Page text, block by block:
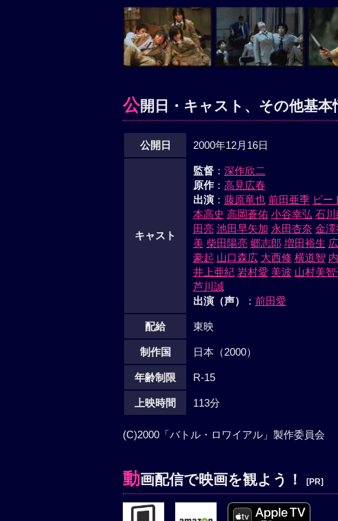
公開日・キャスト、その他基本
公開日 2000年12月16日
キャスト
監督： 深作欣二
原作： 高見広春
出演： 藤原竜也 前田亜季 ビー
本高史 高岡蒼佑 小谷幸弘 石川
田亮 池田早矢加 永田杏奈 金澤
美 柴田陽亮 郷志郎 増田裕生
豪起 山口森広 大西修 横道智
井上亜紀 岩村愛 美波 山村美智
芦川誠
出演（声）
： 前田愛
配給 東映
制作国 日本（2000）
年齢制限 R-15
上映時間 113分
(C)2000「バトル・ロワイアル」製作委員会
動画配信で映画を観よう！ [PR]